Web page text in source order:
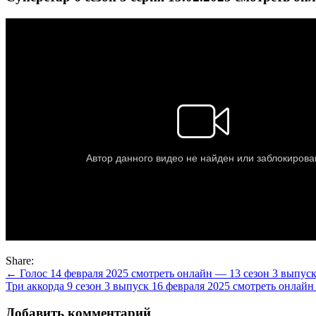
Share:
Навигация
по
← Голос 14 февраля 2025 смотреть онлайн — 13 сезон 3 выпуск
Три аккорда 9 сезон 3 выпуск 16 февраля 2025 смотреть